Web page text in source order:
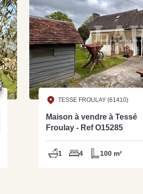
TESSE FROULAY (61410)
Maison à vendre à Tessé
Froulay - Ref O15285
1 4 100 m²